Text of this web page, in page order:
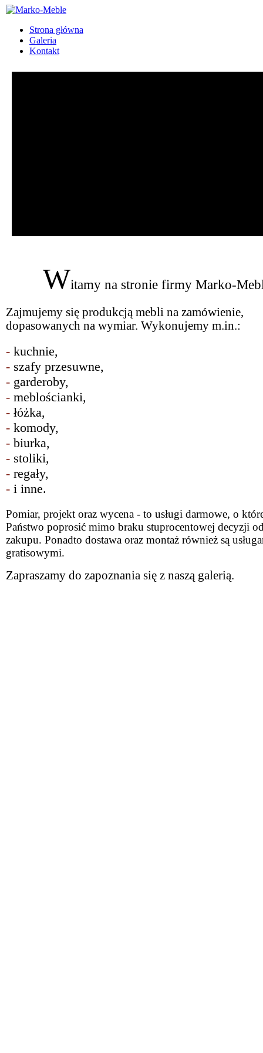
Strona główna
Galeria
Kontakt
Witamy na stronie firmy Marko-
Zajmujemy się produkcją mebli na zamówienie,
dopasowanych na wymiar. Wykonujemy m.in.:
- kuchnie,
- szafy przesuwne,
- garderoby,
- meblościanki,
- łóżka,
- komody,
- biurka,
- stoliki,
- regały,
- i inne.
Pomiar, projekt oraz wycena - to usługi darmowe, o
Państwo poprosić mimo braku stuprocentowej decyzji
zakupu. Ponadto dostawa oraz montaż również są
gratisowymi.
Zapraszamy do zapoznania się z naszą galerią.